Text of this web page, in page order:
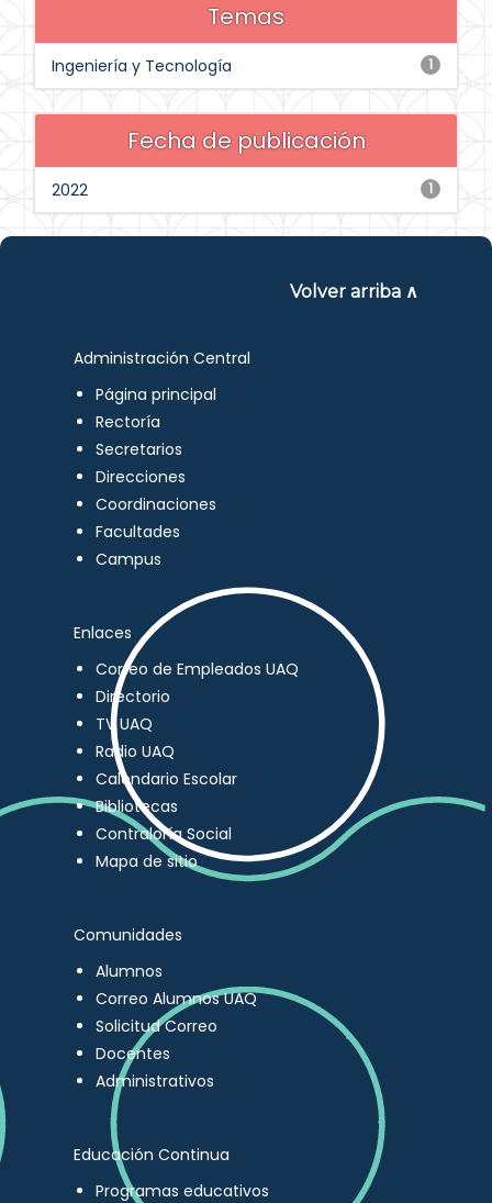
Temas
1
Ingeniería y Tecnología
Fecha de publicación
1
2022
Volver arriba ∧
Administración Central
Página principal
Rectoría
Secretarios
Direcciones
Coordinaciones
Facultades
Campus
Enlaces
Correo de Empleados UAQ
Directorio
TV UAQ
Radio UAQ
Calendario Escolar
Bibliotecas
Contraloría Social
Mapa de sitio
Comunidades
Alumnos
Correo Alumnos UAQ
Solicitud Correo
Docentes
Administrativos
Educación Continua
Programas educativos